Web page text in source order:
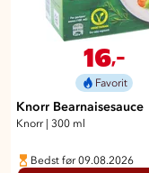
16,-
Favorit
Knorr Bearnaisesauce
Knorr | 300 ml
Bedst før 09.08.2026